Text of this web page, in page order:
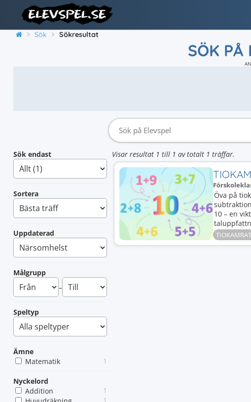
Sök Sökresultat
SÖK PÅ
Sök endast
Sortera
Uppdaterad
Målgrupp
–
Speltyp
Ämne
Matematik
1
Nyckelord
Addition
1
Visar resultat 1 till 1 av totalt 1 träffar.
Öva på
10 – en